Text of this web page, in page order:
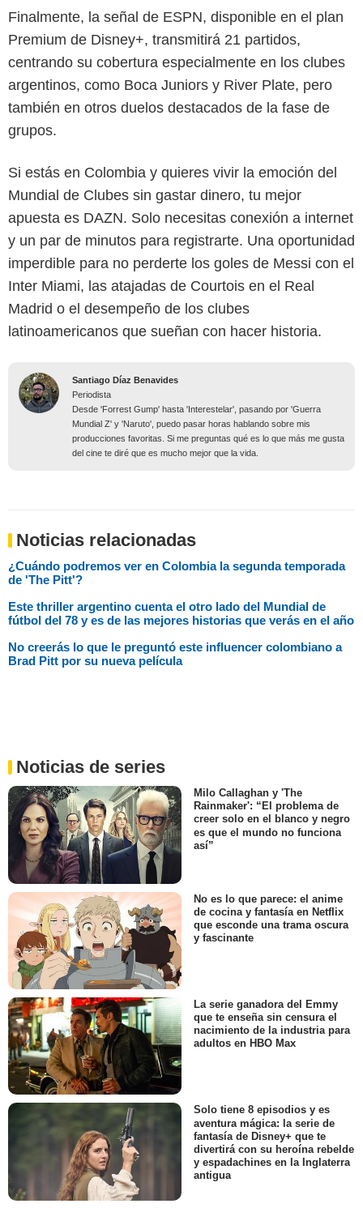
Finalmente, la señal de ESPN, disponible en el plan
Premium de Disney+, transmitirá 21 partidos,
centrando su cobertura especialmente en los clubes
argentinos, como Boca Juniors y River Plate, pero
también en otros duelos destacados de la fase de
grupos.
Si estás en Colombia y quieres vivir la emoción del
Mundial de Clubes sin gastar dinero, tu mejor
apuesta es DAZN. Solo necesitas conexión a internet
y un par de minutos para registrarte. Una oportunidad
imperdible para no perderte los goles de Messi con el
Inter Miami, las atajadas de Courtois en el Real
Madrid o el desempeño de los clubes
latinoamericanos que sueñan con hacer historia.
Santiago Díaz Benavides
Periodista
Desde 'Forrest Gump' hasta 'Interestelar', pasando por 'Guerra
Mundial Z' y 'Naruto', puedo pasar horas hablando sobre mis
producciones favoritas. Si me preguntas qué es lo que más me gusta
del cine te diré que es mucho mejor que la vida.
Noticias relacionadas
¿Cuándo podremos ver en Colombia la segunda temporada
de 'The Pitt'?
Este thriller argentino cuenta el otro lado del Mundial de
fútbol del 78 y es de las mejores historias que verás en el año
No creerás lo que le preguntó este influencer colombiano a
Brad Pitt por su nueva película
Noticias de series
Milo Callaghan y 'The
Rainmaker': “El problema de
creer solo en el blanco y negro
es que el mundo no funciona
así”
No es lo que parece: el anime
de cocina y fantasía en Netflix
que esconde una trama oscura
y fascinante
La serie ganadora del Emmy
que te enseña sin censura el
nacimiento de la industria para
adultos en HBO Max
Solo tiene 8 episodios y es
aventura mágica: la serie de
fantasía de Disney+ que te
divertirá con su heroína rebelde
y espadachines en la Inglaterra
antigua